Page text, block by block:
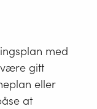
med
være gitt
eller
at